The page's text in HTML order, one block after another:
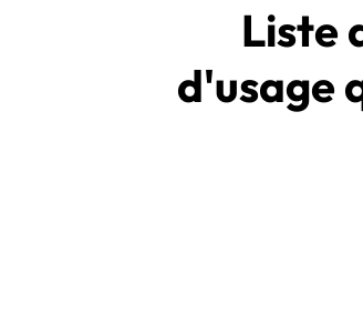
Liste
d'usage